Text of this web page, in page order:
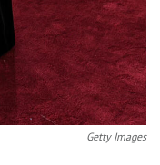
Getty Images